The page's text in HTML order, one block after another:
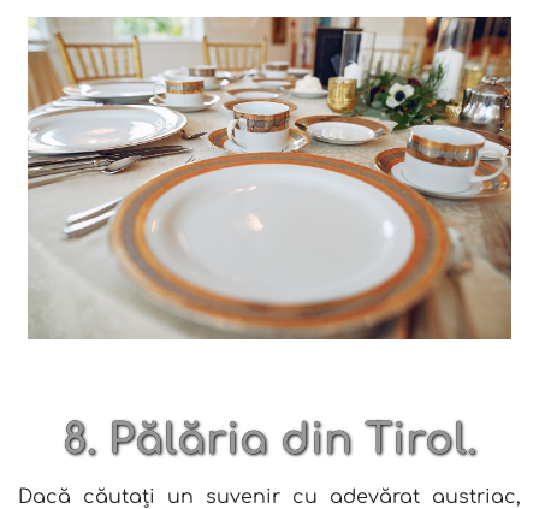
8. Pălăria din Tirol.
Dacă căutați un suvenir cu adevărat austriac,